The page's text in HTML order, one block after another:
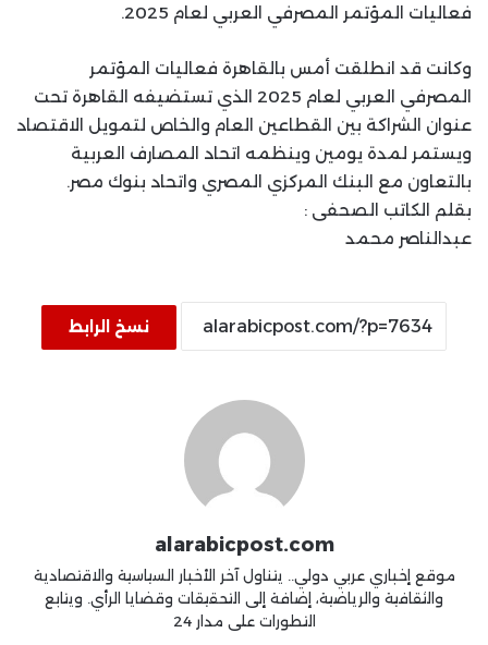
فعاليات المؤتمر المصرفي العربي لعام 2025.
وكانت قد انطلقت أمس بالقاهرة فعاليات المؤتمر
المصرفي العربي لعام 2025 الذي تستضيفه القاهرة تحت
عنوان الشراكة بين القطاعين العام والخاص لتمويل الاقتصاد
ويستمر لمدة يومين وينظمه اتحاد المصارف العربية
بالتعاون مع البنك المركزي المصري واتحاد بنوك مصر.
بقلم الكاتب الصحفى :
عبدالناصر محمد
نسخ الرابط
alarabicpost.com
موقع إخباري عربي دولي.. يتناول آخر الأخبار السياسية والاقتصادية
والثقافية والرياضية، إضافة إلى التحقيقات وقضايا الرأي. ويتابع
التطورات على مدار 24